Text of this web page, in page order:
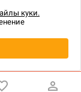
куки.